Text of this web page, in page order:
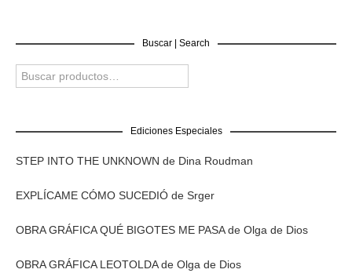
Buscar | Search
Ediciones Especiales
STEP INTO THE UNKNOWN de Dina Roudman
EXPLÍCAME CÓMO SUCEDIÓ de Srger
OBRA GRÁFICA QUÉ BIGOTES ME PASA de Olga de Dios
OBRA GRÁFICA LEOTOLDA de Olga de Dios